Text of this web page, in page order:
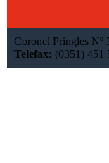
Coronel Pringles
Telefax: (0351) 451